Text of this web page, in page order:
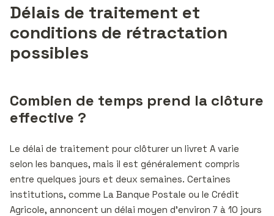
Délais de traitement et
conditions de rétractation
possibles
Combien de temps prend la clôture
effective ?
Le délai de traitement pour clôturer un livret A varie
selon les banques, mais il est généralement compris
entre quelques jours et deux semaines. Certaines
institutions, comme La Banque Postale ou le Crédit
Agricole, annoncent un délai moyen d’environ 7 à 10 jours